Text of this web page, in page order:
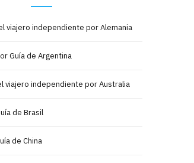
viajero independiente por Alemania
Guía de Argentina
viajero independiente por Australia
de Brasil
de China